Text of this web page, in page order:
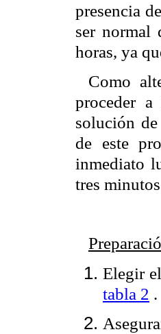
presencia
ser normal
horas, ya
Como
proceder
solución
de este
inmediato
tres
Elegir
tabla 2 .